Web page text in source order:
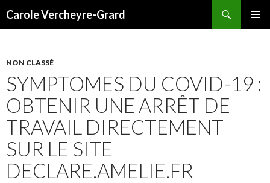
Carole Vercheyre-Grard
NON CLASSÉ
SYMPTOMES DU COVID-19 :
OBTENIR UNE ARRÊT DE
TRAVAIL DIRECTEMENT
SUR LE SITE
DECLARE.AMELIE.FR